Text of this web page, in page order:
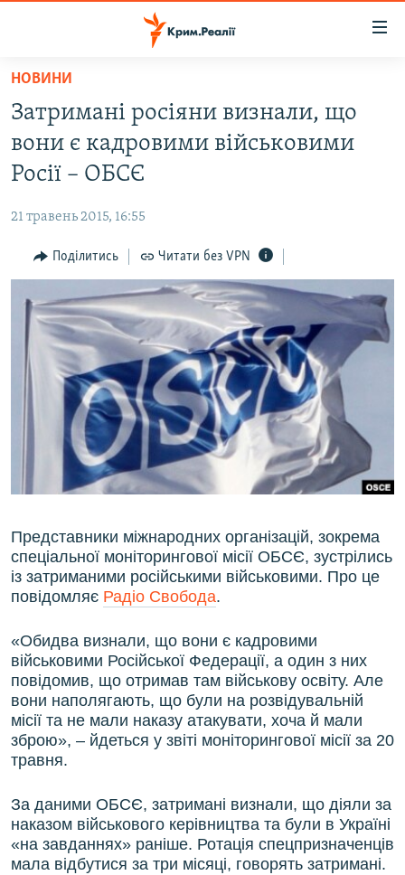
Перейти
основного
матеріалу
Перейти
до
основної
навігації
Перейти
до
пошуку
ВОДА.КРИМ
ВІДЕО ТА ФОТО
БЛОГИ
ПОГЛЯД
ВСЕ ЗА ДЕНЬ
СПЕЦПРОЕКТИ
ДЕПОРТАЦІЯ
ВІДЕОУРОКИ «ELIFBE»
СВІДЧЕННЯ ОКУПАЦІЇ
УКРАЇНСЬКА ПРОБЛЕМА КРИМУ
ЯК ОБІЙТИ БЛОКУВАННЯ
Русский
Qırımtatar
Усі сайти RFE/RL
НОВИНИ
Затримані росіяни визнали, що
вони є кадровими військовими
Росії – ОБСЄ
21 травень 2015, 16:55
Поділитись Читати без VPN
Представники міжнародних організацій, зокрема
спеціальної моніторингової місії ОБСЄ, зустрілись
із затриманими російськими військовими. Про це
повідомляє Радіо Свобода.
«Обидва визнали, що вони є кадровими
військовими Російської Федерації, а один з них
повідомив, що отримав там військову освіту. Але
вони наполягають, що були на розвідувальній
місії та не мали наказу атакувати, хоча й мали
зброю», – йдеться у звіті моніторингової місії за 20
травня.
За даними ОБСЄ, затримані визнали, що діяли за
наказом військового керівництва та були в Україні
«на завданнях» раніше. Ротація спецпризначенців
мала відбутися за три місяці, говорять затримані.